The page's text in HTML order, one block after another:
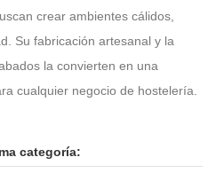
crear ambientes cálidos,
Su fabricación artesanal y la
la convierten en una
cualquier negocio de hostelería.
categoría: